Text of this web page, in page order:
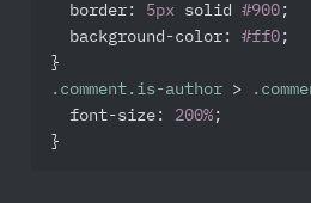
border : 5px solid #900 ;
background-color : #ff0 ;
.comment .is-author >
font-size : 200% ;
}